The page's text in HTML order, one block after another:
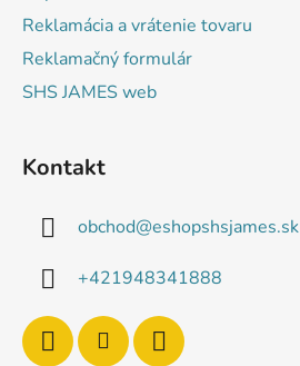
Reklamácia a vrátenie tovaru
Reklamačný formulár
SHS JAMES web
Kontakt
obchod@eshopshsjames.sk
+421948341888